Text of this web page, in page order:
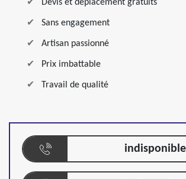
Devis et déplacement gratuits
Sans engagement
Artisan passionné
Prix imbattable
Travail de qualité
indisponible